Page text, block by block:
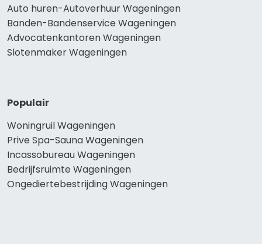
Auto huren-Autoverhuur Wageningen
Banden-Bandenservice Wageningen
Advocatenkantoren Wageningen
Slotenmaker Wageningen
Populair
Woningruil Wageningen
Prive Spa-Sauna Wageningen
Incassobureau Wageningen
Bedrijfsruimte Wageningen
Ongediertebestrijding Wageningen